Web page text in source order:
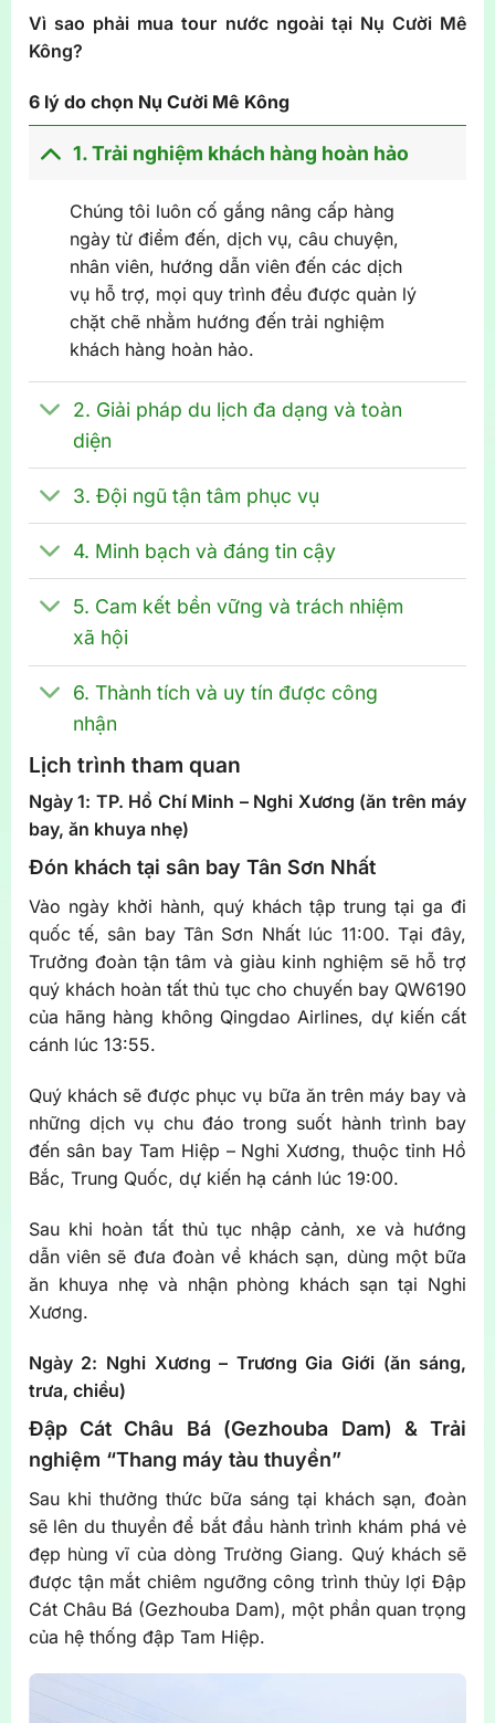
Vì sao phải mua tour nước ngoài tại Nụ Cười Mê
Kông?
6 lý do chọn Nụ Cười Mê Kông
1. Trải nghiệm khách hàng hoàn hảo
Chúng tôi luôn cố gắng nâng cấp hàng
ngày từ điểm đến, dịch vụ, câu chuyện,
nhân viên, hướng dẫn viên đến các dịch
vụ hỗ trợ, mọi quy trình đều được quản lý
chặt chẽ nhằm hướng đến trải nghiệm
khách hàng hoàn hảo.
2. Giải pháp du lịch đa dạng và toàn
diện
3. Đội ngũ tận tâm phục vụ
4. Minh bạch và đáng tin cậy
5. Cam kết bền vững và trách nhiệm
xã hội
6. Thành tích và uy tín được công
nhận
Lịch trình tham quan
Ngày 1: TP. Hồ Chí Minh – Nghi Xương (ăn trên máy
bay, ăn khuya nhẹ)
Đón khách tại sân bay Tân Sơn Nhất
Vào ngày khởi hành, quý khách tập trung tại ga đi
quốc tế, sân bay Tân Sơn Nhất lúc 11:00. Tại đây,
Trưởng đoàn tận tâm và giàu kinh nghiệm sẽ hỗ trợ
quý khách hoàn tất thủ tục cho chuyến bay QW6190
của hãng hàng không Qingdao Airlines, dự kiến cất
cánh lúc 13:55.
Quý khách sẽ được phục vụ bữa ăn trên máy bay và
những dịch vụ chu đáo trong suốt hành trình bay
đến sân bay Tam Hiệp – Nghi Xương, thuộc tỉnh Hồ
Bắc, Trung Quốc, dự kiến hạ cánh lúc 19:00.
Sau khi hoàn tất thủ tục nhập cảnh, xe và hướng
dẫn viên sẽ đưa đoàn về khách sạn, dùng một bữa
ăn khuya nhẹ và nhận phòng khách sạn tại Nghi
Xương.
Ngày 2: Nghi Xương – Trương Gia Giới (ăn sáng,
trưa, chiều)
Đập Cát Châu Bá (Gezhouba Dam) & Trải
nghiệm “Thang máy tàu thuyền”
Sau khi thưởng thức bữa sáng tại khách sạn, đoàn
sẽ lên du thuyền để bắt đầu hành trình khám phá vẻ
đẹp hùng vĩ của dòng Trường Giang. Quý khách sẽ
được tận mắt chiêm ngưỡng công trình thủy lợi Đập
Cát Châu Bá (Gezhouba Dam), một phần quan trọng
của hệ thống đập Tam Hiệp.